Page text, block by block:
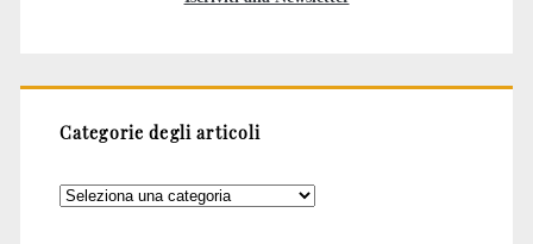
Categorie degli articoli
Categorie